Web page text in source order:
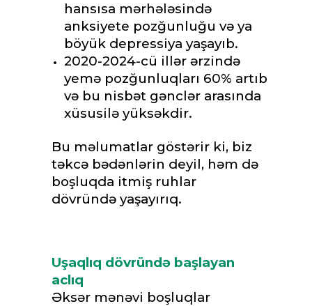
hansısa mərhələsində
anksiyete pozğunluğu və ya
böyük depressiya yaşayıb.
2020-2024-cü illər ərzində
yemə pozğunluqları 60% artıb
və bu nisbət gənclər arasında
xüsusilə yüksəkdir.
Bu məlumatlar göstərir ki, biz
təkcə bədənlərin deyil, həm də
boşluqda itmiş ruhlar
dövründə yaşayırıq.
Uşaqlıq dövründə başlayan
aclıq
Əksər mənəvi boşluqlar